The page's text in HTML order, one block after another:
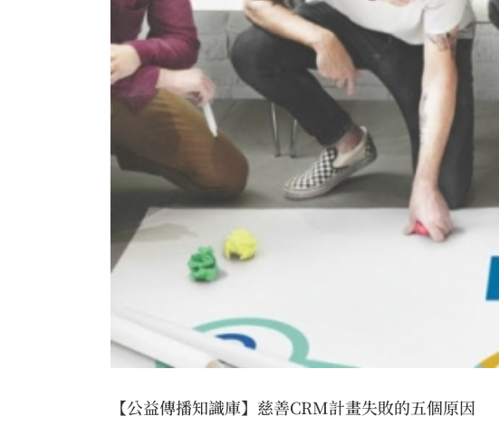
【公益傳播知識庫】慈善CRM計畫失敗的五個原因